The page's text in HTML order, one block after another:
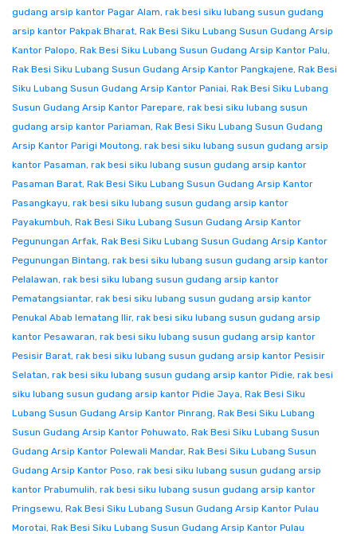
gudang arsip kantor Pagar Alam, rak besi siku lubang susun gudang
arsip kantor Pakpak Bharat, Rak Besi Siku Lubang Susun Gudang Arsip
Kantor Palopo, Rak Besi Siku Lubang Susun Gudang Arsip Kantor Palu,
Rak Besi Siku Lubang Susun Gudang Arsip Kantor Pangkajene, Rak Besi
Siku Lubang Susun Gudang Arsip Kantor Paniai, Rak Besi Siku Lubang
Susun Gudang Arsip Kantor Parepare, rak besi siku lubang susun
gudang arsip kantor Pariaman, Rak Besi Siku Lubang Susun Gudang
Arsip Kantor Parigi Moutong, rak besi siku lubang susun gudang arsip
kantor Pasaman, rak besi siku lubang susun gudang arsip kantor
Pasaman Barat, Rak Besi Siku Lubang Susun Gudang Arsip Kantor
Pasangkayu, rak besi siku lubang susun gudang arsip kantor
Payakumbuh, Rak Besi Siku Lubang Susun Gudang Arsip Kantor
Pegunungan Arfak, Rak Besi Siku Lubang Susun Gudang Arsip Kantor
Pegunungan Bintang, rak besi siku lubang susun gudang arsip kantor
Pelalawan, rak besi siku lubang susun gudang arsip kantor
Pematangsiantar, rak besi siku lubang susun gudang arsip kantor
Penukal Abab lematang Ilir, rak besi siku lubang susun gudang arsip
kantor Pesawaran, rak besi siku lubang susun gudang arsip kantor
Pesisir Barat, rak besi siku lubang susun gudang arsip kantor Pesisir
Selatan, rak besi siku lubang susun gudang arsip kantor Pidie, rak besi
siku lubang susun gudang arsip kantor Pidie Jaya, Rak Besi Siku
Lubang Susun Gudang Arsip Kantor Pinrang, Rak Besi Siku Lubang
Susun Gudang Arsip Kantor Pohuwato, Rak Besi Siku Lubang Susun
Gudang Arsip Kantor Polewali Mandar, Rak Besi Siku Lubang Susun
Gudang Arsip Kantor Poso, rak besi siku lubang susun gudang arsip
kantor Prabumulih, rak besi siku lubang susun gudang arsip kantor
Pringsewu, Rak Besi Siku Lubang Susun Gudang Arsip Kantor Pulau
Morotai, Rak Besi Siku Lubang Susun Gudang Arsip Kantor Pulau